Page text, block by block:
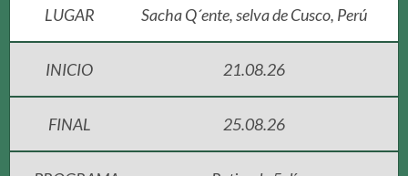
LUGAR Sacha Q´ente, selva de Cusco, Perú
INICIO 21.08.26
FINAL 25.08.26